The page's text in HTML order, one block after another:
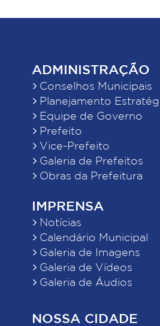
ADMINISTRAÇÃO
Conselhos Municipais
Planejamento
Equipe de Governo
Prefeito
Vice-Prefeito
Galeria de Prefeitos
Obras da Prefeitura
IMPRENSA
Notícias
Calendário Municipal
Galeria de Imagens
Galeria de Vídeos
Galeria de Áudios
NOSSA CIDADE